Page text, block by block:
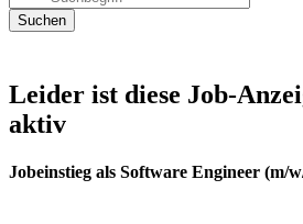
Leider ist diese Job-
aktiv
Jobeinstieg als Software Engineer (m/